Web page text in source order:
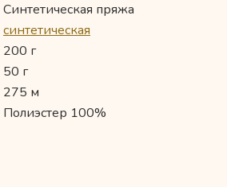
Синтетическая пряжа
синтетическая
200 г
50 г
275 м
Полиэстер 100%